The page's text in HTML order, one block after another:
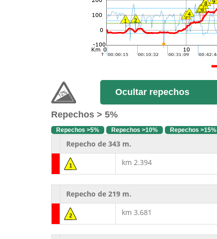
Ocultar repechos
Repechos > 5%
Repechos >5% Repechos >10% Repechos >15%
Repecho de 343 m.
1 km 2.394
Repecho de 219 m.
2 km 3.681